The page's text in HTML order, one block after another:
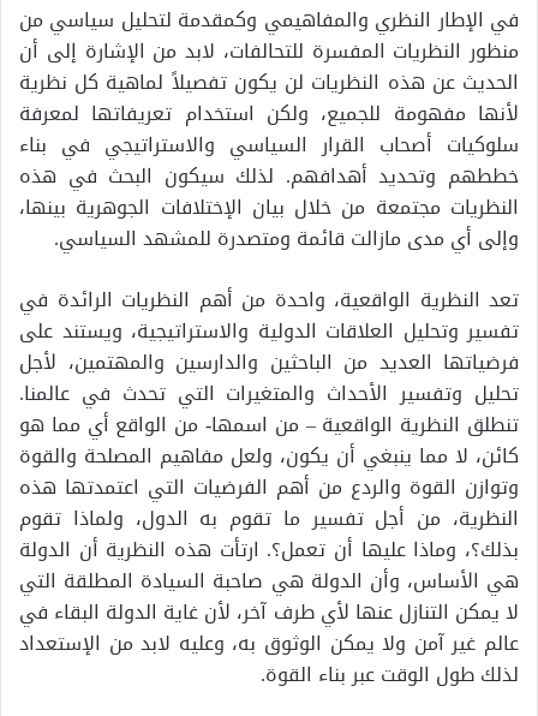
في الإطار النظري والمفاهيمي وكمقدمة لتحليل سياسي من
منظور النظريات المفسرة للتحالفات، لابد من الإشارة إلى أن
الحديث عن هذه النظريات لن يكون تفصيلاً لماهية كل نظرية
لأنها مفهومة للجميع، ولكن استخدام تعريفاتها لمعرفة
سلوكيات أصحاب القرار السياسي والاستراتيجي في بناء
خططهم وتحديد أهدافهم. لذلك سيكون البحث في هذه
النظريات مجتمعة من خلال بيان الإختلافات الجوهرية بينها،
وإلى أي مدى مازالت قائمة ومتصدرة للمشهد السياسي.
تعد النظرية الواقعية، واحدة من أهم النظريات الرائدة في
تفسير وتحليل العلاقات الدولية والاستراتيجية، ويستند على
فرضياتها العديد من الباحثين والدارسين والمهتمين، لأجل
تحليل وتفسير الأحداث والمتغيرات التي تحدث في عالمنا.
تنطلق النظرية الواقعية – من اسمها- من الواقع أي مما هو
كائن، لا مما ينبغي أن يكون، ولعل مفاهيم المصلحة والقوة
وتوازن القوة والردع من أهم الفرضيات التي اعتمدتها هذه
النظرية، من أجل تفسير ما تقوم به الدول، ولماذا تقوم
بذلك؟، وماذا عليها أن تعمل؟. ارتأت هذه النظرية أن الدولة
هي الأساس، وأن الدولة هي صاحبة السيادة المطلقة التي
لا يمكن التنازل عنها لأي طرف آخر، لأن غاية الدولة البقاء في
عالم غير آمن ولا يمكن الوثوق به، وعليه لابد من الإستعداد
لذلك طول الوقت عبر بناء القوة.